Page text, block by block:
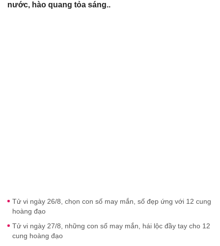
nước, hào quang tỏa sáng..
Tử vi ngày 26/8, chọn con số may mắn, số đẹp ứng với 12 cung
hoàng đạo
Tử vi ngày 27/8, những con số may mắn, hái lộc đầy tay cho 12
cung hoàng đạo